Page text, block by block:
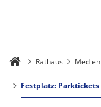
Rathaus
Festplatz: